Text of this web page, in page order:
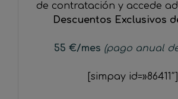
de contratación y accede
Descuentos Exclusivos
55 €/mes (pago anual
[simpay id=»86411″]